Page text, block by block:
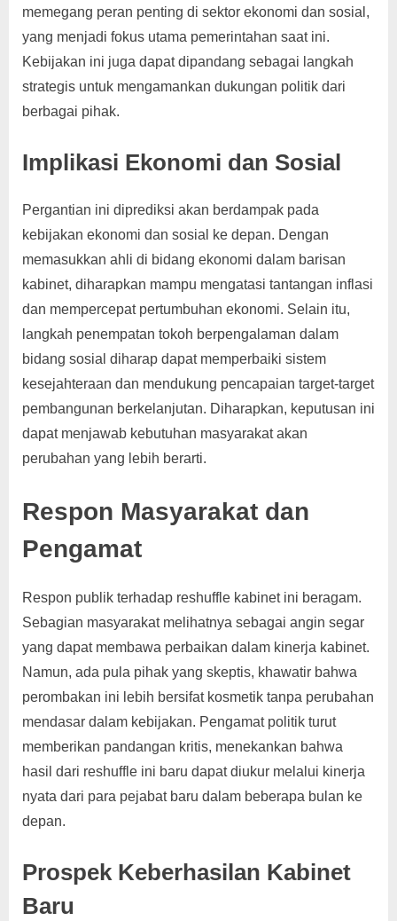
memegang peran penting di sektor ekonomi dan sosial,
yang menjadi fokus utama pemerintahan saat ini.
Kebijakan ini juga dapat dipandang sebagai langkah
strategis untuk mengamankan dukungan politik dari
berbagai pihak.
Implikasi Ekonomi dan Sosial
Pergantian ini diprediksi akan berdampak pada
kebijakan ekonomi dan sosial ke depan. Dengan
memasukkan ahli di bidang ekonomi dalam barisan
kabinet, diharapkan mampu mengatasi tantangan inflasi
dan mempercepat pertumbuhan ekonomi. Selain itu,
langkah penempatan tokoh berpengalaman dalam
bidang sosial diharap dapat memperbaiki sistem
kesejahteraan dan mendukung pencapaian target-target
pembangunan berkelanjutan. Diharapkan, keputusan ini
dapat menjawab kebutuhan masyarakat akan
perubahan yang lebih berarti.
Respon Masyarakat dan
Pengamat
Respon publik terhadap reshuffle kabinet ini beragam.
Sebagian masyarakat melihatnya sebagai angin segar
yang dapat membawa perbaikan dalam kinerja kabinet.
Namun, ada pula pihak yang skeptis, khawatir bahwa
perombakan ini lebih bersifat kosmetik tanpa perubahan
mendasar dalam kebijakan. Pengamat politik turut
memberikan pandangan kritis, menekankan bahwa
hasil dari reshuffle ini baru dapat diukur melalui kinerja
nyata dari para pejabat baru dalam beberapa bulan ke
depan.
Prospek Keberhasilan Kabinet
Baru